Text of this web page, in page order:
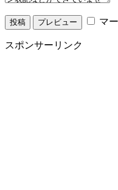
マ
スポンサーリンク